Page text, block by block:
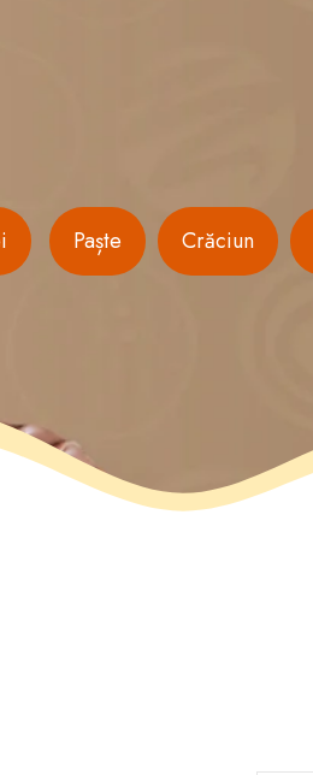
Paște Crăciun